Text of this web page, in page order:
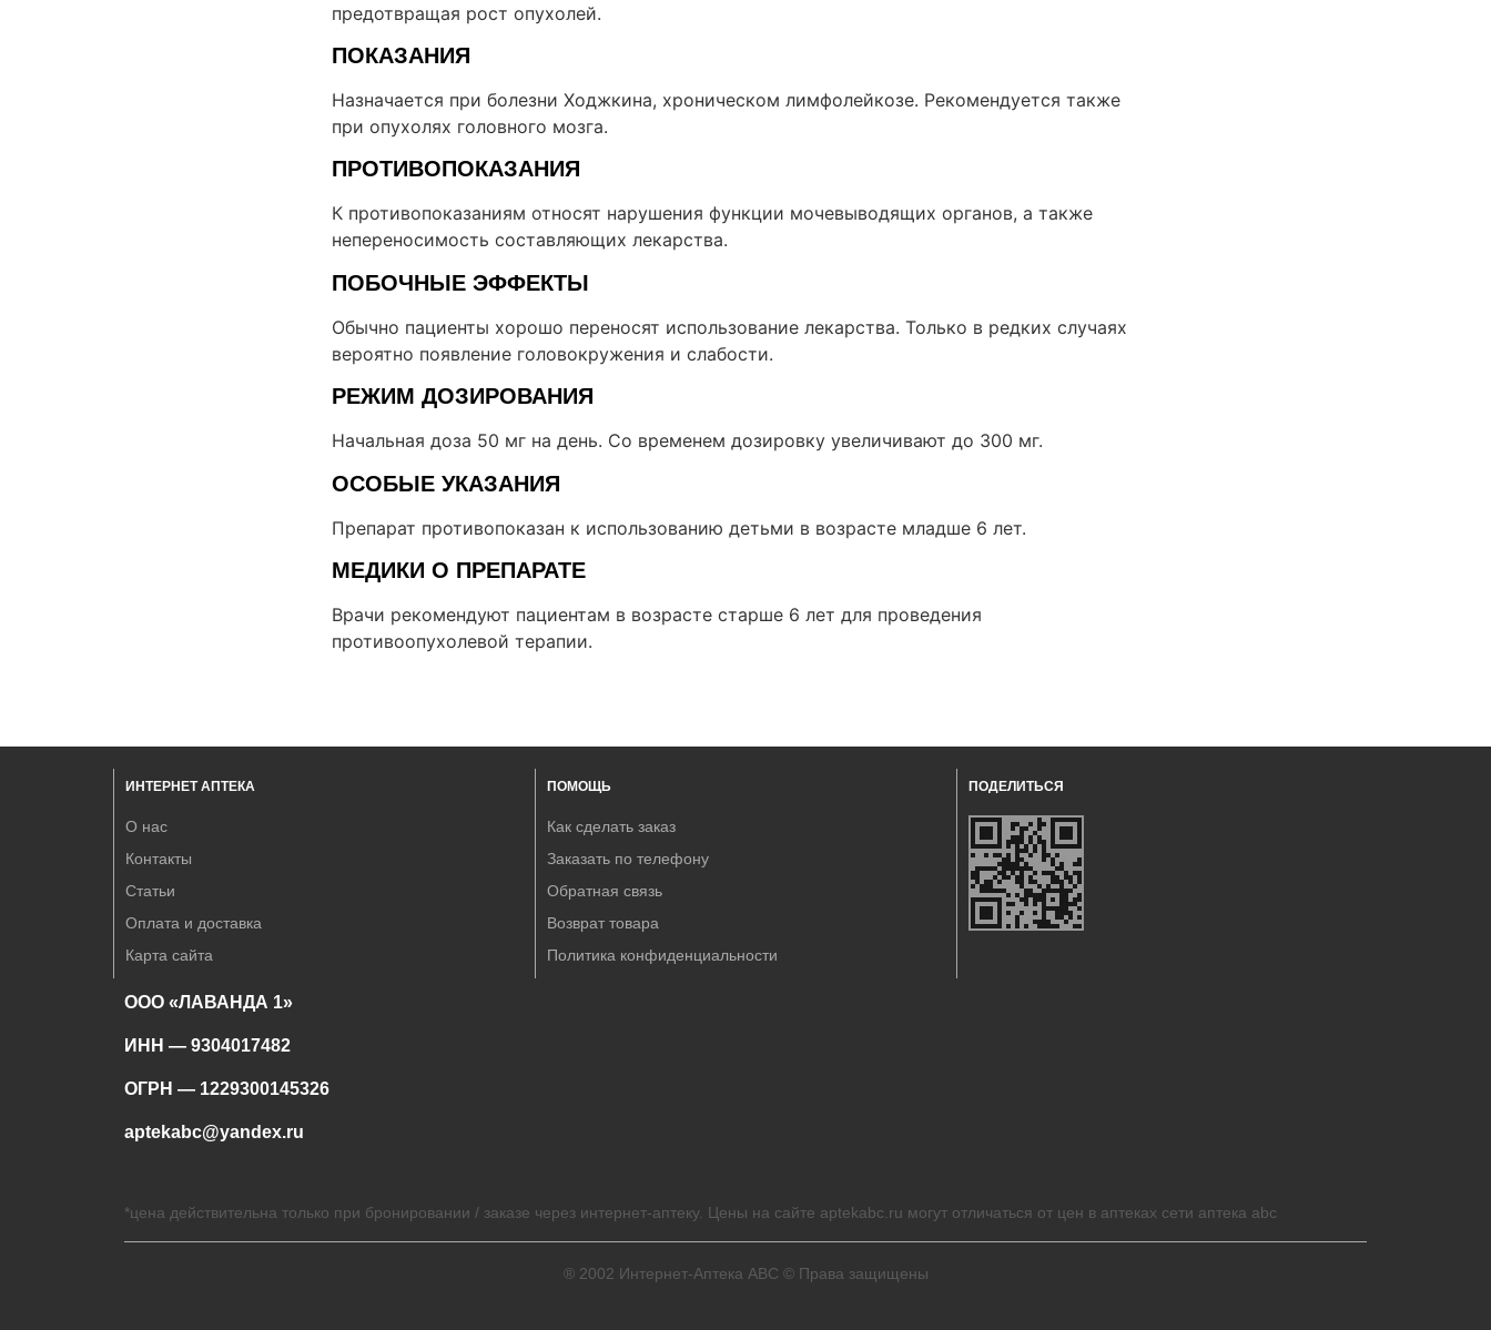
предотвращая рост опухолей.
ПОКАЗАНИЯ
Назначается при болезни Ходжкина, хроническом лимфолейкозе. Рекомендуется также
при опухолях головного мозга.
ПРОТИВОПОКАЗАНИЯ
К противопоказаниям относят нарушения функции мочевыводящих органов, а также
непереносимость составляющих лекарства.
ПОБОЧНЫЕ ЭФФЕКТЫ
Обычно пациенты хорошо переносят использование лекарства. Только в редких случаях
вероятно появление головокружения и слабости.
РЕЖИМ ДОЗИРОВАНИЯ
Начальная доза 50 мг на день. Со временем дозировку увеличивают до 300 мг.
ОСОБЫЕ УКАЗАНИЯ
Препарат противопоказан к использованию детьми в возрасте младше 6 лет.
МЕДИКИ О ПРЕПАРАТЕ
Врачи рекомендуют пациентам в возрасте старше 6 лет для проведения
противоопухолевой терапии.
ИНТЕРНЕТ АПТЕКА
О нас
Контакты
Статьи
Оплата и доставка
Карта сайта
ПОМОЩЬ
Как сделать заказ
Заказать по телефону
Обратная связь
Возврат товара
Политика конфиденциальности
ПОДЕЛИТЬСЯ
ООО «ЛАВАНДА 1»
ИНН — 9304017482
ОГРН — 1229300145326
aptekabc@yandex.ru
*цена действительна только при бронировании / заказе через интернет-аптеку. Цены на сайте aptekabc.ru могут отличаться от цен в аптеках сети аптека abc
® 2002 Интернет-Аптека ABC © Права защищены